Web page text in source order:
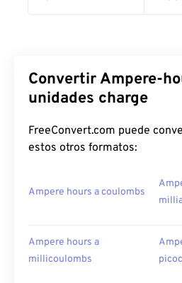
Convertir Ampere-
unidades charge
FreeConvert.com puede
estos otros formatos:
Ampere hours a coulombs
Ampere hours a
millicoulombs